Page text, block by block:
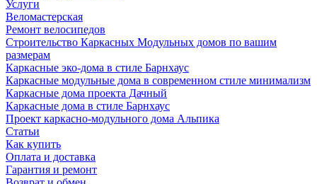
Услуги
Веломастерская
Ремонт велосипедов
Строительство Каркасных Модульных домов по вашим
размерам
Каркасные эко-дома в стиле Барнхаус
Каркасные модульные дома в современном стиле минимализм
Каркасные дома проекта Дачный
Каркасные дома в стиле Барнхаус
Проект каркасно-модульного дома Альпика
Статьи
Как купить
Оплата и доставка
Гарантия и ремонт